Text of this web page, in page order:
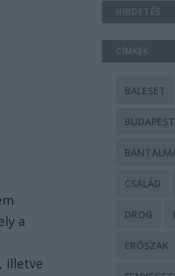
a
illetve
HIRDETÉS
CÍMKÉK
BALESET
BUDAPEST
CSALÁD
DROG
ERŐSZAK